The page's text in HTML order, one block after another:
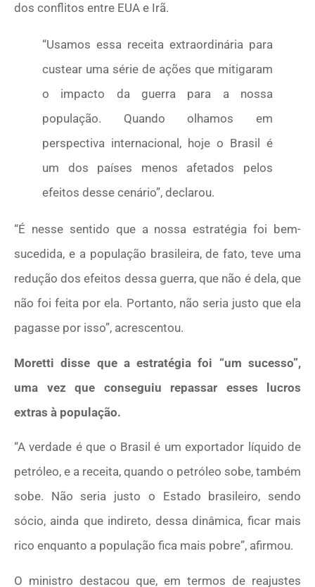
dos conflitos entre EUA e Irã.
“Usamos essa receita extraordinária para
custear uma série de ações que mitigaram
o impacto da guerra para a nossa
população. Quando olhamos em
perspectiva internacional, hoje o Brasil é
um dos países menos afetados pelos
efeitos desse cenário”, declarou.
“É nesse sentido que a nossa estratégia foi bem-
sucedida, e a população brasileira, de fato, teve uma
redução dos efeitos dessa guerra, que não é dela, que
não foi feita por ela. Portanto, não seria justo que ela
pagasse por isso”, acrescentou.
Moretti disse que a estratégia foi “um sucesso”,
uma vez que conseguiu repassar esses lucros
extras à população.
“A verdade é que o Brasil é um exportador líquido de
petróleo, e a receita, quando o petróleo sobe, também
sobe. Não seria justo o Estado brasileiro, sendo
sócio, ainda que indireto, dessa dinâmica, ficar mais
rico enquanto a população fica mais pobre”, afirmou.
O ministro destacou que, em termos de reajustes